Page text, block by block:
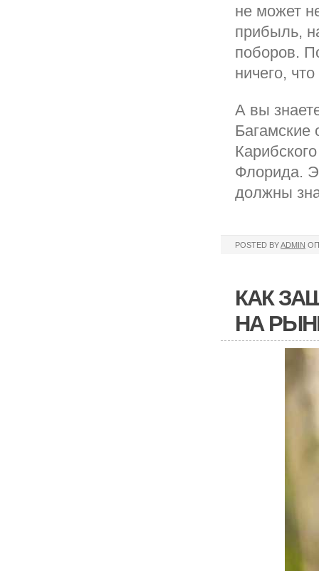
не может
прибыль,
поборов.
ничего,
А вы
Багамские
Флорида.
должны
POSTED BYADMIN
КАК
НА